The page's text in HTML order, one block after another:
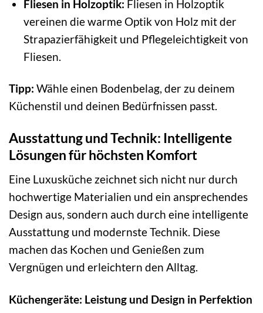
Fliesen in Holzoptik: Fliesen in Holzoptik
vereinen die warme Optik von Holz mit der
Strapazierfähigkeit und Pflegeleichtigkeit von
Fliesen.
Tipp: Wähle einen Bodenbelag, der zu deinem
Küchenstil und deinen Bedürfnissen passt.
Ausstattung und Technik: Intelligente
Lösungen für höchsten Komfort
Eine Luxusküche zeichnet sich nicht nur durch
hochwertige Materialien und ein ansprechendes
Design aus, sondern auch durch eine intelligente
Ausstattung und modernste Technik. Diese
machen das Kochen und Genießen zum
Vergnügen und erleichtern den Alltag.
Küchengeräte: Leistung und Design in Perfektion